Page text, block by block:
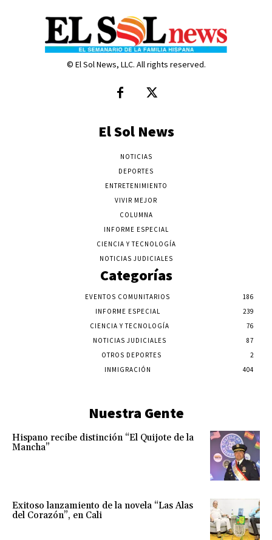
© El Sol News, LLC. All rights reserved.
El Sol News
NOTICIAS
DEPORTES
ENTRETENIMIENTO
VIVIR MEJOR
COLUMNA
INFORME ESPECIAL
CIENCIA Y TECNOLOGÍA
NOTICIAS JUDICIALES
Categorías
EVENTOS COMUNITARIOS
186
INFORME ESPECIAL
239
CIENCIA Y TECNOLOGÍA
76
NOTICIAS JUDICIALES
87
OTROS DEPORTES
2
INMIGRACIÓN
404
Nuestra Gente
Hispano recibe distinción “El Quijote de la
Mancha”
Exitoso lanzamiento de la novela “Las Alas
del Corazón”, en Cali